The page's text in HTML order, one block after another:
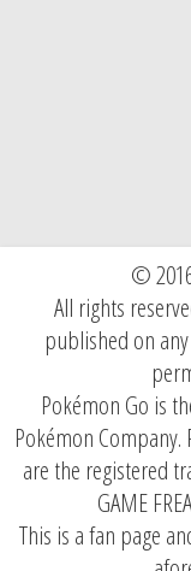
©
All rights
published on
Pokémon Go is
Pokémon
are the registered
GAME
This is a fan page